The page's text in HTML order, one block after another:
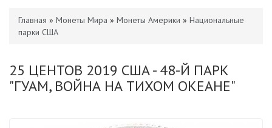
Главная » Монеты Мира » Монеты Америки » Национальные
парки США
25 ЦЕНТОВ 2019 США - 48-Й ПАРК
"ГУАМ, ВОЙНА НА ТИХОМ ОКЕАНЕ"